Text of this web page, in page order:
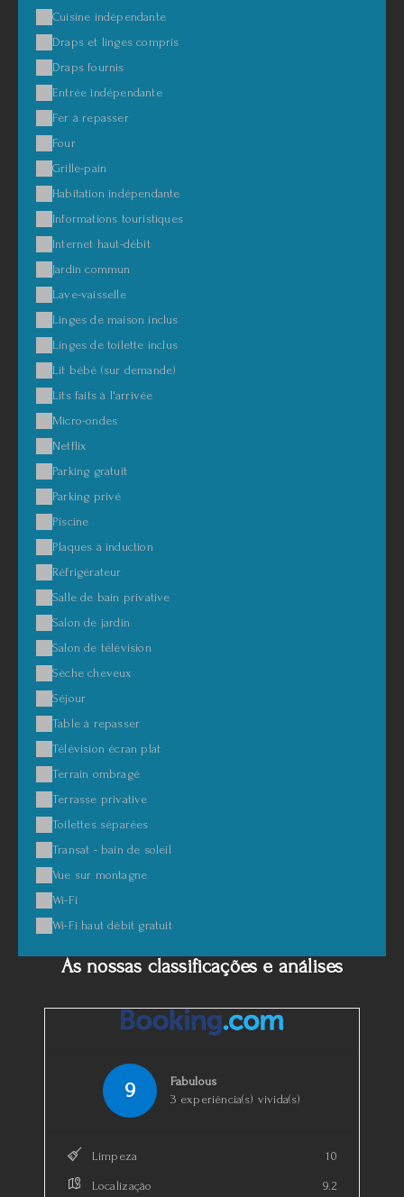
Cuisine indépendante
Draps et linges compris
Draps fournis
Entrée indépendante
Fer à repasser
Four
Grille-pain
Habitation indépendante
Informations touristiques
Internet haut-débit
Jardin commun
Lave-vaisselle
Linges de maison inclus
Linges de toilette inclus
Lit bébé (sur demande)
Lits faits à l'arrivée
Micro-ondes
Netflix
Parking gratuit
Parking privé
Piscine
Plaques à induction
Réfrigérateur
Salle de bain privative
Salon de jardin
Salon de télévision
Sèche cheveux
Séjour
Table à repasser
Télévision écran plat
Terrain ombragé
Terrasse privative
Toilettes séparées
Transat - bain de soleil
Vue sur montagne
Wi-Fi
Wi-Fi haut débit gratuit
As nossas classificações e análises
9
Fabulous
3 experiência(s) vivida(s)
Limpeza 10
Localização 9.2